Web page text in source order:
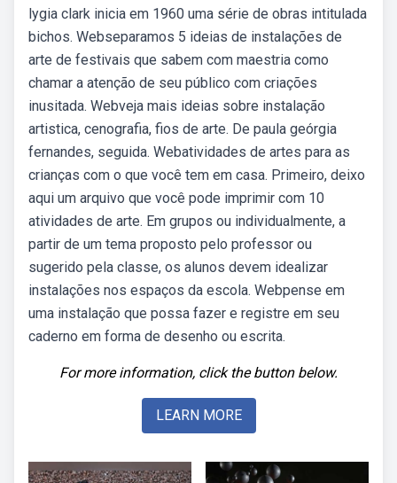
lygia clark inicia em 1960 uma série de obras intitulada
bichos. Webseparamos 5 ideias de instalações de
arte de festivais que sabem com maestria como
chamar a atenção de seu público com criações
inusitada. Webveja mais ideias sobre instalação
artistica, cenografia, fios de arte. De paula geórgia
fernandes, seguida. Webatividades de artes para as
crianças com o que você tem em casa. Primeiro, deixo
aqui um arquivo que você pode imprimir com 10
atividades de arte. Em grupos ou individualmente, a
partir de um tema proposto pelo professor ou
sugerido pela classe, os alunos devem idealizar
instalações nos espaços da escola. Webpense em
uma instalação que possa fazer e registre em seu
caderno em forma de desenho ou escrita.
For more information, click the button below.
LEARN MORE